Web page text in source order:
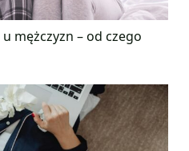
mężczyzn – od czego